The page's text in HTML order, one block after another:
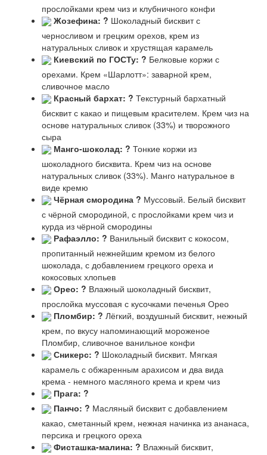
прослойками крем чиз и клубничного конфи
Жозефина: ? Шоколадный бисквит с
черносливом и грецким орехов, крем из
натуральных сливок и хрустящая карамель
Киевский по ГОСТу: ? Белковые коржи с
орехами. Крем «Шарлотт»: заварной крем,
сливочное масло
Красный бархат: ? Текстурный бархатный
бисквит с какао и пищевым красителем. Крем чиз на
основе натуральных сливок (33%) и творожного
сыра
Манго-шоколад: ? Тонкие коржи из
шоколадного бисквита. Крем чиз на основе
натуральных сливок (33%). Манго натуральное в
виде кремю
Чёрная смородина ? Муссовый. Белый бисквит
с чёрной смородиной, с прослойками крем чиз и
курда из чёрной смородины
Рафаэлло: ? Ванильный бисквит с кокосом,
пропитанный нежнейшим кремом из белого
шоколада, с добавлением грецкого ореха и
кокосовых хлопьев
Орео: ? Влажный шоколадный бисквит,
прослойка муссовая с кусочками печенья Орео
Пломбир: ? Лёгкий, воздушный бисквит, нежный
крем, по вкусу напоминающий мороженое
Пломбир, сливочное ванильное конфи
Сникерс: ? Шоколадный бисквит. Мягкая
карамель с обжаренным арахисом и два вида
крема - немного масляного крема и крем чиз
Прага: ?
Панчо: ? Масляный бисквит с добавлением
какао, сметанный крем, нежная начинка из ананаса,
персика и грецкого ореха
Фисташка-малина: ? Влажный бисквит,